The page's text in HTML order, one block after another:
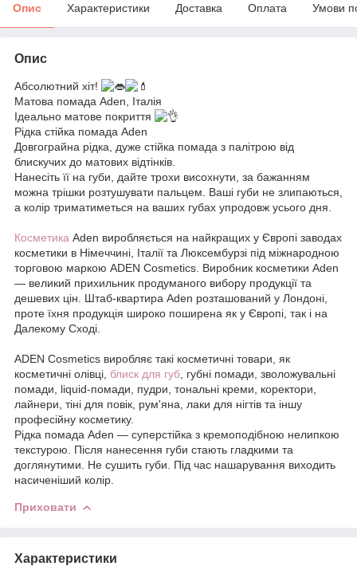
Опис Характеристики Доставка Оплата Умови
Опис
Абсолютний хіт!
Матова помада Aden, Італія
Ідеально матове покриття
Рідка стійка помада Aden
Довгограйна рідка, дуже стійка помада з палітрою від
блискучих до матових відтінків.
Нанесіть її на губи, дайте трохи висохнути, за бажанням
можна трішки розтушувати пальцем. Ваші губи не злипаються,
а колір триматиметься на ваших губах упродовж усього дня.
Косметика Aden виробляється на найкращих у Європі заводах
косметики в Німеччині, Італії та Люксембурзі під міжнародною
торговою маркою ADEN Cosmetics. Виробник косметики Aden
— великий прихильник продуманого вибору продукції та
дешевих цін. Штаб-квартира Aden розташований у Лондоні,
проте їхня продукція широко поширена як у Європі, так і на
Далекому Сході.
ADEN Cosmetics виробляє такі косметичні товари, як
косметичні олівці, блиск для губ , губні помади, зволожувальні
помади, liquid-помади, пудри, тональні креми, коректори,
лайнери, тіні для повік, рум'яна, лаки для нігтів та іншу
професійну косметику.
Рідка помада Aden — суперстійка з кремоподібною нелипкою
текстурою. Після нанесення губи стають гладкими та
доглянутими. Не сушить губи. Під час нашарування виходить
насиченіший колір.
Приховати
Характеристики